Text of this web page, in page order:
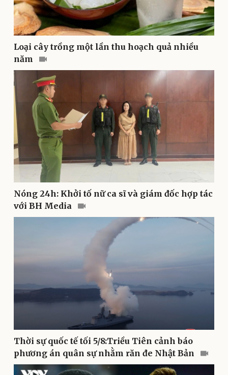
Lịch thi đấu bóng đá
Thế giới thể thao
eSports
Hậu trường
Xe máy
Tư vấn
Thông tin doanh nghiệp
Doanh nghiệp 24h
Sành điệu
Chuyển đổi số
Sức khỏe
Đời sống
Loại cây trồng một lần thu hoạch quả nhiều
năm
Nóng 24h: Khởi tố nữ ca sĩ và giám đốc hợp tác
với BH Media
Thời sự quốc tế tối 5/8:Triều Tiên cảnh báo
phương án quân sự nhằm răn đe Nhật Bản